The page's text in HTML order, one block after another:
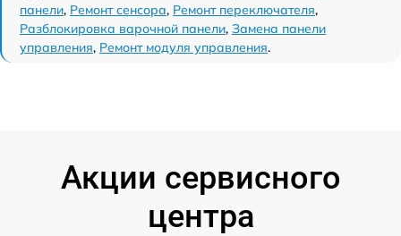
панели, Ремонт сенсора, Ремонт переключателя,
Разблокировка варочной панели, Замена панели
управления, Ремонт модуля управления.
Акции сервисного
центра